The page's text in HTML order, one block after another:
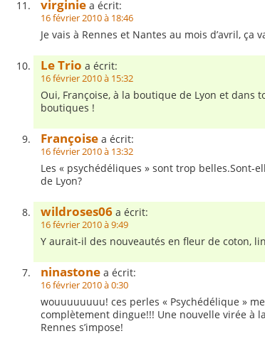
virginie a écrit:
16 février 2010 à 18:46
Je vais à Rennes et Nantes au mois d’avril, ça
Le Trio a écrit:
16 février 2010 à 15:32
Oui, Françoise, à la boutique de Lyon et dans
boutiques !
Françoise a écrit:
16 février 2010 à 13:32
Les « psychédéliques » sont trop belles.Sont-
de Lyon?
wildroses06 a écrit:
16 février 2010 à 9:49
Y aurait-il des nouveautés en fleur de coton,
ninastone a écrit:
16 février 2010 à 0:30
wouuuuuuuu! ces perles « Psychédélique »
complètement dingue!!! Une nouvelle virée à
Rennes s’impose!